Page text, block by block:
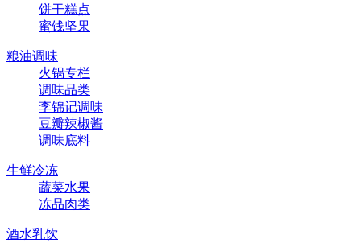
饼干糕点
蜜饯坚果
粮油调味
火锅专栏
调味品类
李锦记调味
豆瓣辣椒酱
调味底料
生鲜冷冻
蔬菜水果
冻品肉类
酒水乳饮